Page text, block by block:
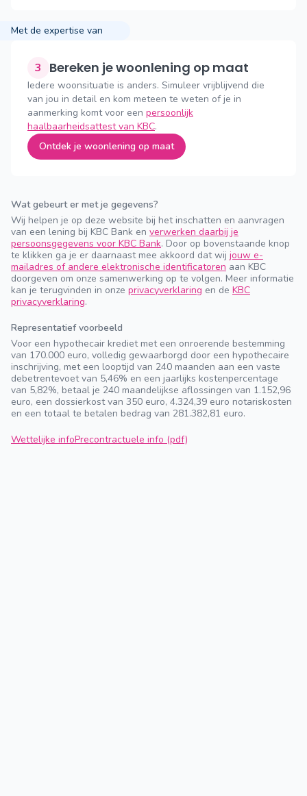
Met de expertise van
3 Bereken je woonlening op maat
Iedere woonsituatie is anders. Simuleer vrijblijvend die
van jou in detail en kom meteen te weten of je in
aanmerking komt voor een persoonlijk
haalbaarheidsattest van KBC.
Ontdek je woonlening op maat
Wat gebeurt er met je gegevens?
Wij helpen je op deze website bij het inschatten en aanvragen
van een lening bij KBC Bank en verwerken daarbij je
persoonsgegevens voor KBC Bank. Door op bovenstaande knop
te klikken ga je er daarnaast mee akkoord dat wij jouw e-
mailadres of andere elektronische identificatoren aan KBC
doorgeven om onze samenwerking op te volgen. Meer informatie
kan je terugvinden in onze privacyverklaring en de KBC
privacyverklaring.
Representatief voorbeeld
Voor een hypothecair krediet met een onroerende bestemming
van 170.000 euro, volledig gewaarborgd door een hypothecaire
inschrijving, met een looptijd van 240 maanden aan een vaste
debetrentevoet van 5,46% en een jaarlijks kostenpercentage
van 5,82%, betaal je 240 maandelijkse aflossingen van 1.152,96
euro, een dossierkost van 350 euro, 4.324,39 euro notariskosten
en een totaal te betalen bedrag van 281.382,81 euro.
Wettelijke infoPrecontractuele info (pdf)